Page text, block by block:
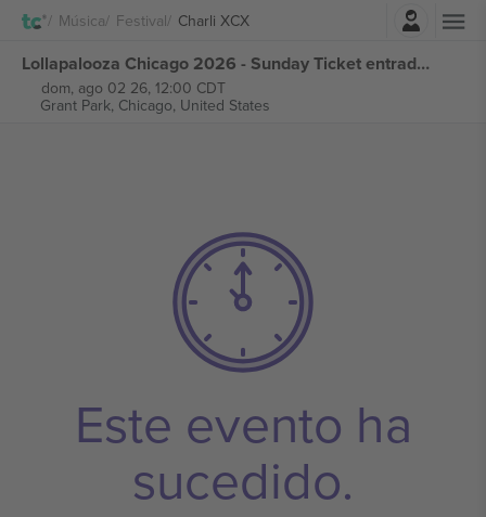
Música Festival Charli XCX
Lollapalooza Chicago 2026 - Sunday Ticket entradas
dom, ago 02 26, 12:00 CDT
Grant Park, Chicago, United States
Este evento ha
sucedido.